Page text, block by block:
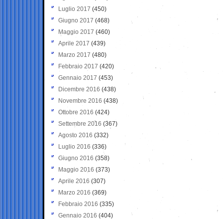
Luglio 2017 (450)
Giugno 2017 (468)
Maggio 2017 (460)
Aprile 2017 (439)
Marzo 2017 (480)
Febbraio 2017 (420)
Gennaio 2017 (453)
Dicembre 2016 (438)
Novembre 2016 (438)
Ottobre 2016 (424)
Settembre 2016 (367)
Agosto 2016 (332)
Luglio 2016 (336)
Giugno 2016 (358)
Maggio 2016 (373)
Aprile 2016 (307)
Marzo 2016 (369)
Febbraio 2016 (335)
Gennaio 2016 (404)